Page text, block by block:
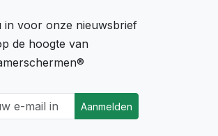
in voor onze nieuwsbrief
de hoogte van
Aanmelden